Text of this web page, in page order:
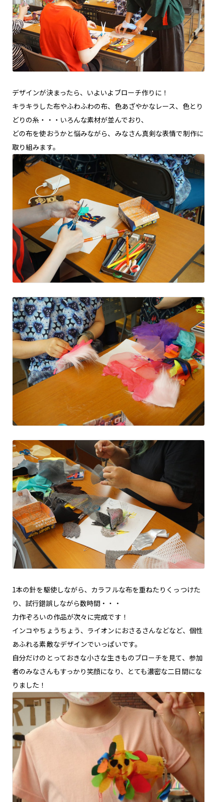
デザインが決まったら、いよいよブローチ作りに！
キラキラした布やふわふわの布、色あざやかなレース、色とり
どりの糸・・・いろんな素材が並んでおり、
どの布を使おうかと悩みながら、みなさん真剣な表情で制作に
取り組みます。
1本の針を駆使しながら、カラフルな布を重ねたりくっつけた
り、試行錯誤しながら数時間・・・
力作ぞろいの作品が次々に完成です！
インコやちょうちょう、ライオンにおさるさんなどなど、個性
あふれる素敵なデザインでいっぱいです。
自分だけのとっておきな小さな生きものブローチを見て、参加
者のみなさんもすっかり笑顔になり、とても濃密な二日間にな
りました！